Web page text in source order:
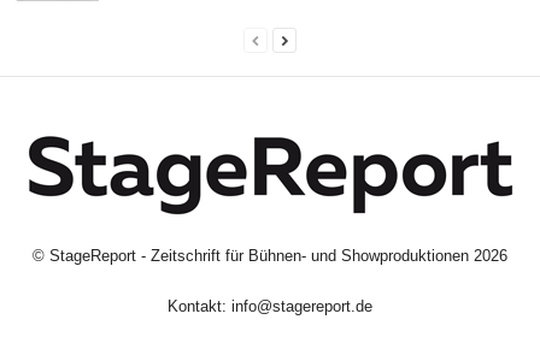
© StageReport - Zeitschrift für Bühnen- und Showproduktionen 2026
Kontakt: info@stagereport.de